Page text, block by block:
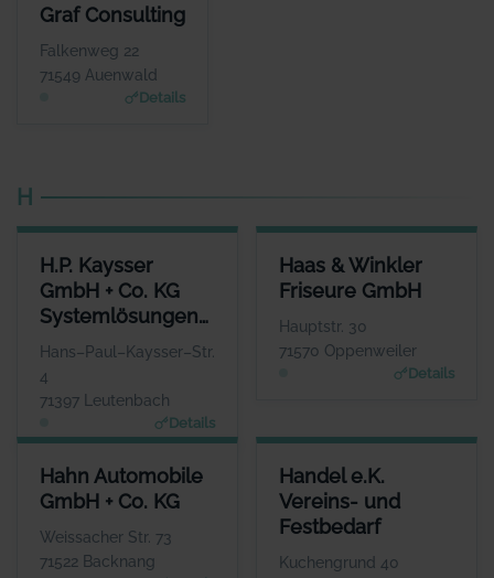
Graf Consulting
Falkenweg 22
71549 Auenwald
Details
GRAF CONSULTING
ANSPRECHPARTNER
Herr Charley Graf
WEBSITE
www.grafconsulting.eu
H
H.P. Kaysser
GmbH + Co. KG
Systemlösungen
in Metall
Hans–Paul–Kaysser–Str.
4
71397 Leutenbach
Details
H.P. KAYSSER GMBH + CO. KG SYSTEMLÖSUNGEN IN METALL
ANSPRECHPARTNER
Herr Thomas Kaysser
www.kaysser.de
Haas & Winkler
Friseure GmbH
Hauptstr. 30
71570 Oppenweiler
Details
HAAS & WINKLER FRISEURE
Frau Rebacca
www.haas-winkler-
Hahn Automobile
GmbH + Co. KG
Weissacher Str. 73
71522 Backnang
HAHN AUTOMOBILE GMBH + CO. KG
Herr Frank Stotz
WEBSITE
www.hahn-automobile.de
Handel e.K.
Vereins- und
Festbedarf
Kuchengrund 40
HANDEL E.K. VEREINS- UND